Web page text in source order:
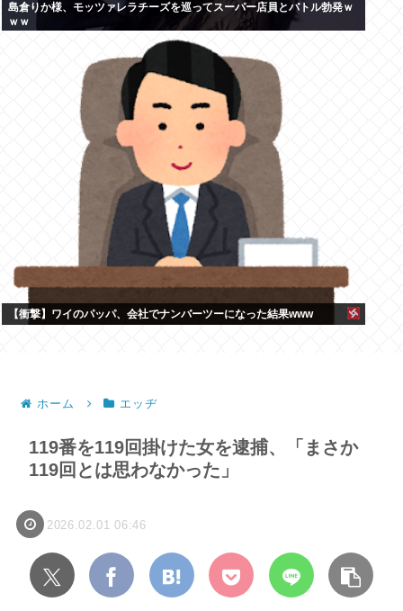
島倉りか様、モッツァレラチーズを巡ってスーパー店員とバトル勃発ｗ
ｗｗ
【衝撃】ワイのパッパ、会社でナンバーツーになった結果www
ホーム エッヂ
119番を119回掛けた女を逮捕、「まさか
119回とは思わなかった」
2026.02.01 06:46